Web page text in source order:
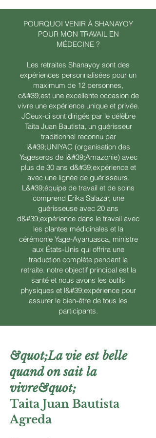
POURQUOI VENIR À SHANAYOY
POUR MON TRAVAIL EN
MÉDECINE ?
Les retraites Shanayoy sont des
expériences personnalisées pour un
maximum de 12 personnes,
c&#39;est une excellente occasion de
vivre une expérience unique et privée.
JCeux-ci sont dirigés par le célèbre
Taita Juan Bautista, un guérisseur
traditionnel reconnu par
l&#39;UNIYAC (organisation des
Yageseros de l&#39;Amazonie) avec
plus de 30 ans d&#39;expérience et
avec une lignée de guérisseurs.
L&#39;équipe de travail et de soins
comprend Erika Salazar, une
guérisseuse avec 20 ans
d&#39;expérience dans le travail avec
les plantes médicinales et la
cérémonie Yage-Ayahuasca, ministre
aux États-Unis qui offrira une
traduction complète pendant la
retraite. notre objectif principal est la
santé et nous avons les outils
physiques et l&#39;expérience pour
assurer le bien-être de tous les
participants.
&quot;La vie est belle
quand on sait la
vivre&quot;
Taita Juan Bautista
Agreda